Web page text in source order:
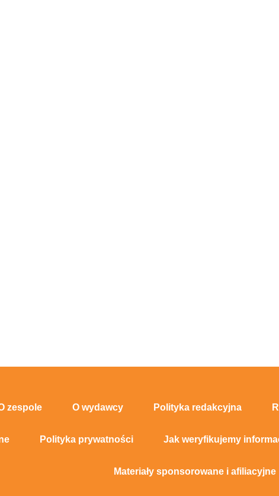
zespole O wydawcy Polityka redakcyjna
Polityka prywatności Jak weryfikujemy
Materiały sponsorowane i afiliacyjne